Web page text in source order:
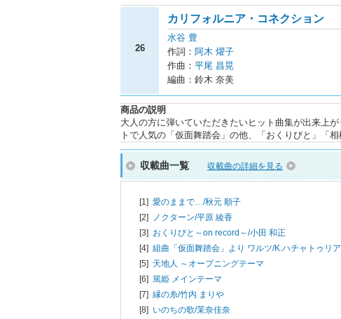
26
カリフォルニア・コネクション
水谷 豊
作詞： 阿木 燿子
作曲： 平尾 昌晃
編曲：鈴木 奈美
商品の説明
大人の方に弾いていただきたいヒット曲集が出来上
トで人気の「仮面舞踏会」の他、「おくりびと」「
収載曲一覧 収載曲の詳細を見る
[1] 愛のままで…/秋元 順子
[2] ノクターン/平原 綾香
[3] おくりびと～on record～/小田 和正
[4] 組曲「仮面舞踏会」より ワルツ/K.ハチャトゥリ
[5] 天地人 ～オープニングテーマ
[6] 篤姫 メインテーマ
[7] 縁の糸/竹内 まりや
[8] いのちの歌/茉奈佳奈